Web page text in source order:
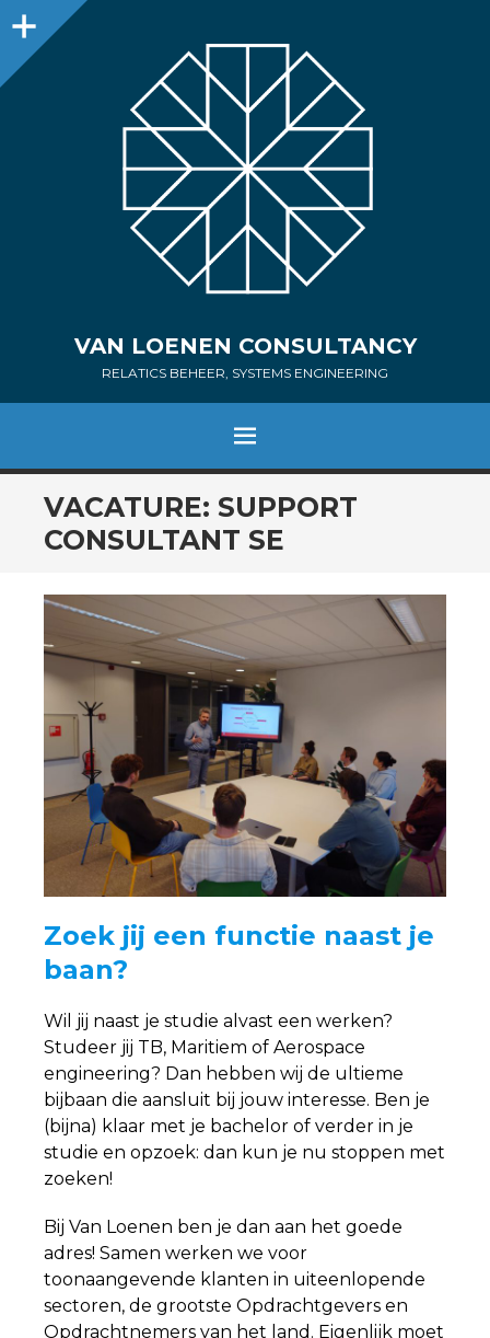
Sidebar
VAN LOENEN CONSULTANCY
RELATICS BEHEER, SYSTEMS ENGINEERING
MENU
SPRING
NAAR
INHOUD
VACATURE: SUPPORT
CONSULTANT SE
Zoek jij een functie naast je
baan?
Wil jij naast je studie alvast een werken?
Studeer jij TB, Maritiem of Aerospace
engineering? Dan hebben wij de ultieme
bijbaan die aansluit bij jouw interesse. Ben je
(bijna) klaar met je bachelor of verder in je
studie en opzoek: dan kun je nu stoppen met
zoeken!
Bij Van Loenen ben je dan aan het goede
adres! Samen werken we voor
toonaangevende klanten in uiteenlopende
sectoren, de grootste Opdrachtgevers en
Opdrachtnemers van het land. Eigenlijk moet